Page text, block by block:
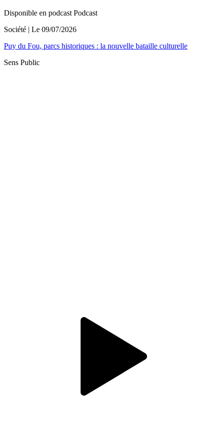
Disponible en podcast Podcast
Société | Le 09/07/2026
Puy du Fou, parcs historiques : la nouvelle bataille culturelle
Sens Public